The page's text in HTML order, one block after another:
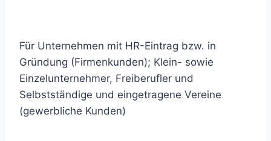
Für Unternehmen mit HR-Eintrag bzw. in
Gründung (Firmenkunden); Klein- sowie
Einzelunternehmer, Freiberufler und
Selbstständige und eingetragene Vereine
(gewerbliche Kunden)